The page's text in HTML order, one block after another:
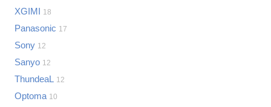
Indesit
JBL
Проблемы по категориям
Сотовые телефоны
Планшеты
XGIMI 18
Panasonic 17
Sony 12
Sanyo 12
ThundeaL 12
Optoma 10